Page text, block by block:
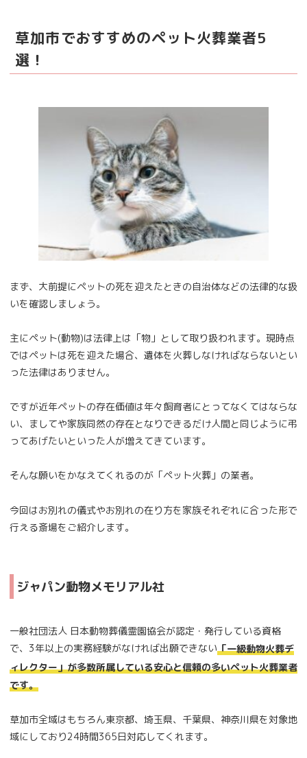
草加市でおすすめのペット火葬業者5
選！
まず、大前提にペットの死を迎えたときの自治体などの法律的な扱
いを確認しましょう。
主にペット(動物)は法律上は「物」として取り扱われます。現時点
ではペットは死を迎えた場合、遺体を火葬しなければならないとい
った法律はありません。
ですが近年ペットの存在価値は年々飼育者にとってなくてはならな
い、ましてや家族同然の存在となりできるだけ人間と同じように弔
ってあげたいといった人が増えてきています。
そんな願いをかなえてくれるのが「ペット火葬」の業者。
今回はお別れの儀式やお別れの在り方を家族それぞれに合った形で
行える斎場をご紹介します。
ジャパン動物メモリアル社
一般社団法人 日本動物葬儀霊園協会が認定・発行している資格
で、3年以上の実務経験がなければ出願できない「一級動物火葬デ
ィレクター」が多数所属している安心と信頼の多いペット火葬業者
です。
草加市全域はもちろん東京都、埼玉県、千葉県、神奈川県を対象地
域にしており24時間365日対応してくれます。